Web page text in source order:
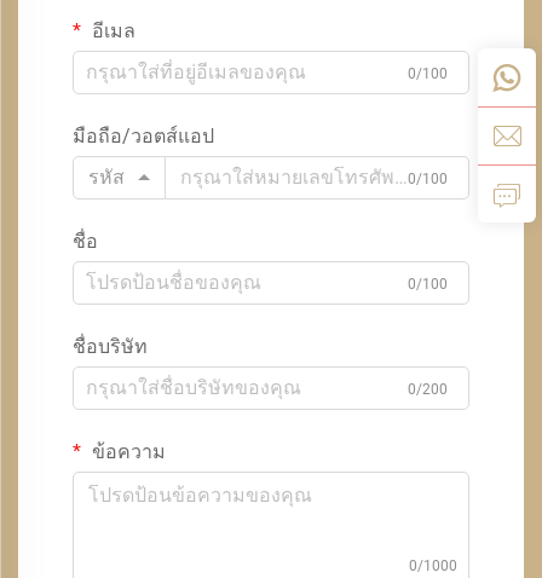
อีเมล
0/100
มือถือ/วอตส์แอป
รหัส
0/100
ชื่อ
0/100
ชื่อบริษัท
0/200
ข้อความ
0/1000